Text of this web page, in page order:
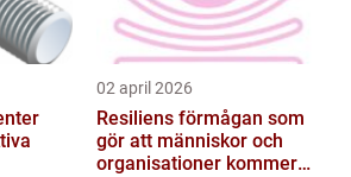
02 april 2026
Resiliens förmågan som
gör att människor och
organisationer kommer